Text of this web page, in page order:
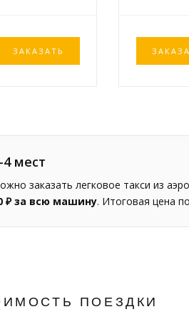
ЗАКАЗАТЬ
мест
заказать легковое такси из
₽ за всю машину. Итоговая цена
ПОЕЗДКИ